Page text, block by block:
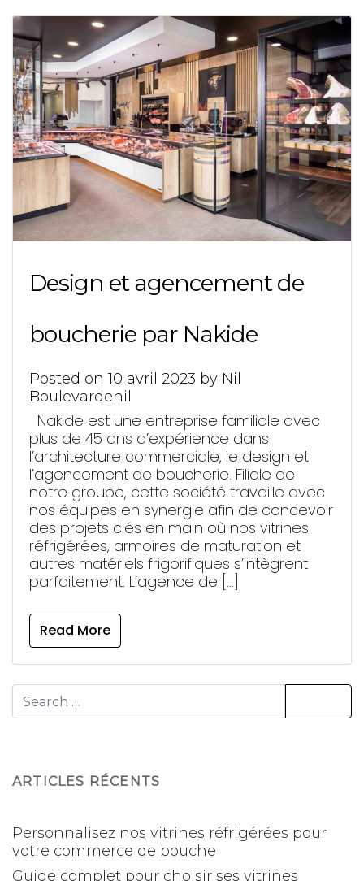
Design et agencement de
boucherie par Nakide
Posted on 10 avril 2023 by Nil
Boulevardenil
Nakide est une entreprise familiale avec
plus de 45 ans d’expérience dans
l’architecture commerciale, le design et
l’agencement de boucherie. Filiale de
notre groupe, cette société travaille avec
nos équipes en synergie afin de concevoir
des projets clés en main où nos vitrines
réfrigérées, armoires de maturation et
autres matériels frigorifiques s’intègrent
parfaitement. L’agence de […]
Read More
ARTICLES RÉCENTS
Personnalisez nos vitrines réfrigérées pour
votre commerce de bouche
Guide complet pour choisir ses vitrines